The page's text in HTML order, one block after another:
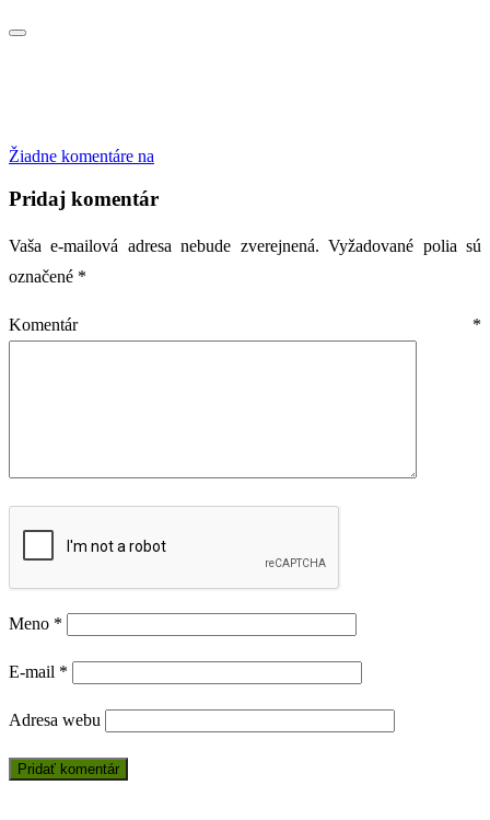
Žiadne komentáre na
Pridaj komentár
Vaša e-mailová adresa nebude zverejnená. Vyžadované polia sú
označené *
Komentár *
Meno *
E-mail *
Adresa webu